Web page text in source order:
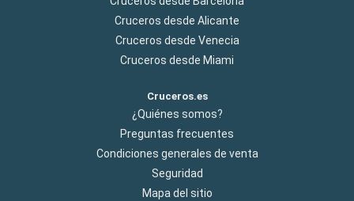
Cruceros desde Alicante
Cruceros desde Venecia
Cruceros desde Miami
Cruceros.es
¿Quiénes somos?
Preguntas frecuentes
Condiciones generales de venta
Seguridad
Mapa del sitio